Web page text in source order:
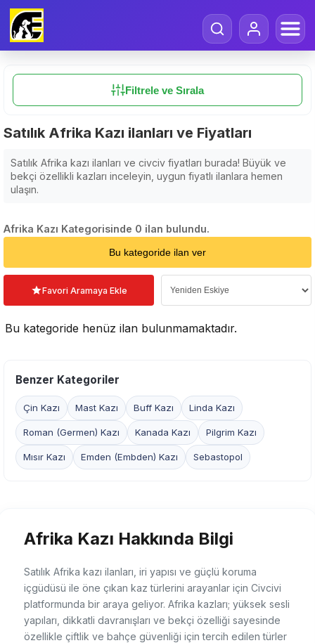
Filtrele ve Sırala
Satılık Afrika Kazı ilanları ve Fiyatları
Satılık Afrika kazı ilanları ve civciv fiyatları burada! Büyük ve
bekçi özellikli kazları inceleyin, uygun fiyatlı ilanlara hemen
ulaşın.
Afrika Kazı Kategorisinde 0 ilan bulundu.
Bu kategoride ilan ver
Favori Aramaya Ekle
Bu kategoride henüz ilan bulunmamaktadır.
Benzer Kategoriler
Çin Kazı Mast Kazı Buff Kazı Linda Kazı
Roman (Germen) Kazı Kanada Kazı Pilgrim Kazı
Mısır Kazı Emden (Embden) Kazı Sebastopol
Afrika Kazı Hakkında Bilgi
Satılık Afrika kazı ilanları, iri yapısı ve güçlü koruma
içgüdüsü ile öne çıkan kaz türlerini arayanlar için Civcivi
platformunda bir araya geliyor. Afrika kazları; yüksek sesli
yapıları, dikkatli davranışları ve bekçi özelliği sayesinde
özellikle çiftlik ve bahçe güvenliği için tercih edilen türler